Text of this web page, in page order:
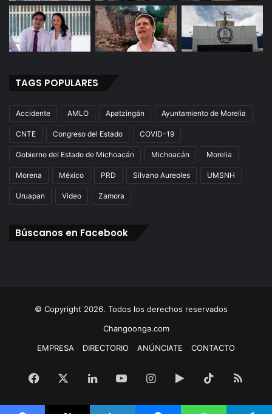
TAGS POPULARES
Accidente AMLO Apatzingán Ayuntamiento de Morelia
CNTE Congreso del Estado COVID-19
Gobierno del Estado de Michoacán Michoacán Morelia
Morena México PRD Silvano Aureoles UMSNH
Uruapan Video Zamora
Búscanos en Facebook
© Copyright 2026. Todos los derechos reservados
Changoonga.com
EMPRESA
DIRECTORIO ANÚNCIATE CONTACTO
Facebook LinkedInYouTubeInstagram
Google
Play
TikTokRSS